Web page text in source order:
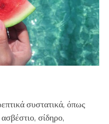
συστατικά, όπως
σίδηρο,